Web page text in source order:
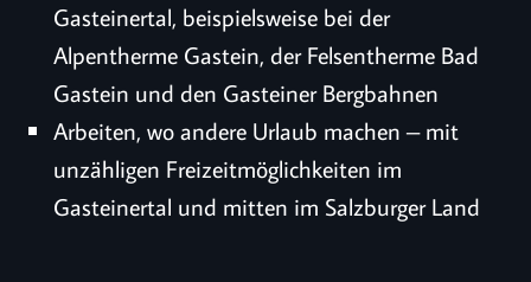
Gasteinertal, beispielsweise bei der
Alpentherme Gastein, der Felsentherme Bad
Gastein und den Gasteiner Bergbahnen
Arbeiten, wo andere Urlaub machen – mit
unzähligen Freizeitmöglichkeiten im
Gasteinertal und mitten im Salzburger Land